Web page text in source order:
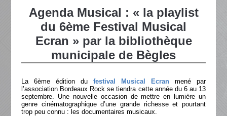
Agenda Musical : « la playlist
du 6ème Festival Musical
Ecran » par la bibliothèque
municipale de Bègles
La 6ème édition du festival Musical Ecranmené par
l’association Bordeaux Rock se tiendra cette année du 6 au 13
septembre. Une nouvelle occasion de mettre en lumière un
genre cinématographique d’une grande richesse et pourtant
trop peu connu : les documentaires musicaux.